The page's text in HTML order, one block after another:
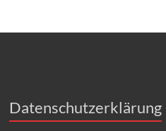
Datenschutzerklärung